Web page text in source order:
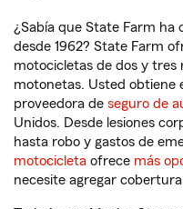
¿Sabía que State Farm ha
desde 1962? State Farm
motocicletas de dos y tres
motonetas. Usted obtiene
proveedora de seguro de
Unidos. Desde lesiones
hasta robo y gastos de
motocicleta ofrece más
necesite agregar